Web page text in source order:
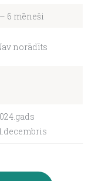
– 6 mēneši
norādīts